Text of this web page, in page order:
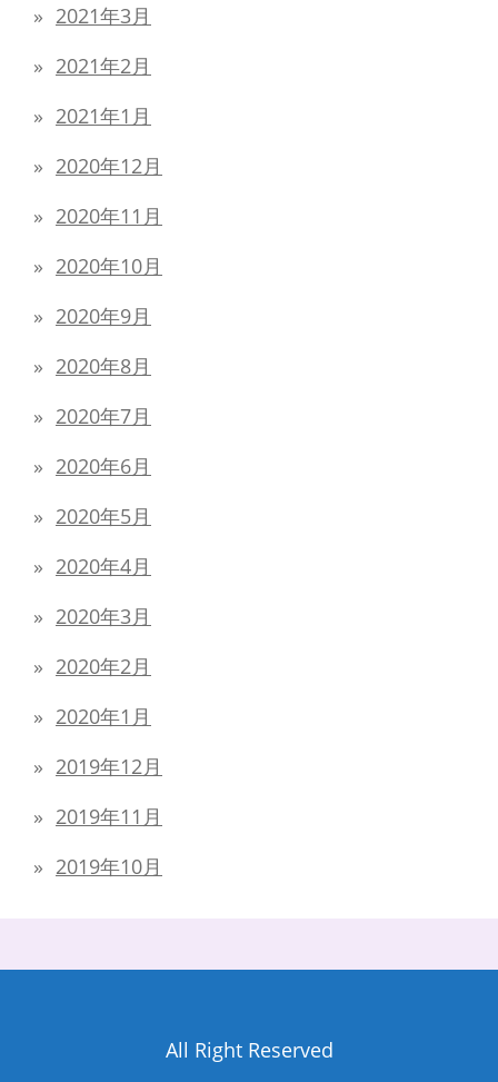
2021年3月
2021年2月
2021年1月
2020年12月
2020年11月
2020年10月
2020年9月
2020年8月
2020年7月
2020年6月
2020年5月
2020年4月
2020年3月
2020年2月
2020年1月
2019年12月
2019年11月
2019年10月
All Right Reserved